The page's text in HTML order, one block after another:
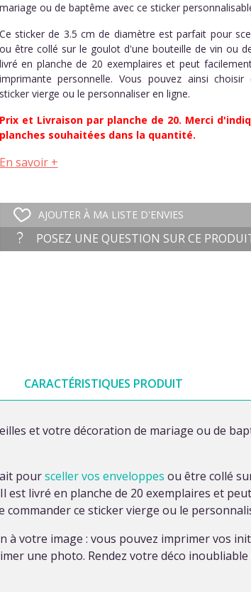
mariage ou de baptême avec ce sticker
Ce sticker de 3.5 cm de diamètre est parfait pour
ou être collé sur le goulot d'une bouteille de vin ou
livré en planche de 20 exemplaires et peut
imprimante personnelle. Vous pouvez ainsi
sticker vierge ou le personnaliser en ligne.
Prix et Livraison par planche de 20. Merci
planches souhaitées dans la quantité.
En savoir +
AJOUTER À MA LISTE D'ENVIES
POSEZ UNE QUESTION SUR CE
CARACTÉRISTIQUES PRODUIT
et votre décoration de mariage ou de
poursceller vos enveloppes ou être collé
est livré en planche de 20 exemplaires et
commander ce sticker vierge ou le
votre image : vous pouvez imprimer vos
une photo. Rendez votre déco